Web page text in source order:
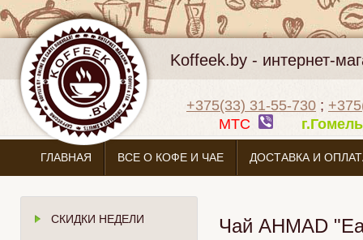
Koffeek.by - интернет-
+375(33) 31-55-730 ;
МТС
ГЛАВНАЯ ВСЕ О КОФЕ И ЧАЕ ДОСТАВКА И
СКИДКИ НЕДЕЛИ Чай AHMAD